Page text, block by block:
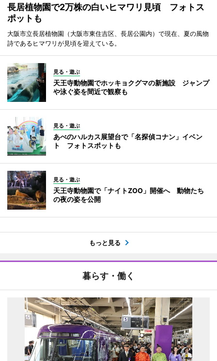
長居植物園で2万株の白いヒマワリ見頃 フォトス
ポットも
大阪市立長居植物園（大阪市東住吉区、長居公園内）で現在、夏の風物
詩であるヒマワリが見頃を迎えている。
見る・遊ぶ
天王寺動物園でホッキョクグマの新施設 ジャンプ
や泳ぐ姿を間近で観察も
見る・遊ぶ
あべのハルカス展望台で「名探偵コナン」イベン
ト フォトスポットも
見る・遊ぶ
天王寺動物園で「ナイトZOO」開催へ 動物たち
の夜の姿を公開
もっと見る
暮らす・働く